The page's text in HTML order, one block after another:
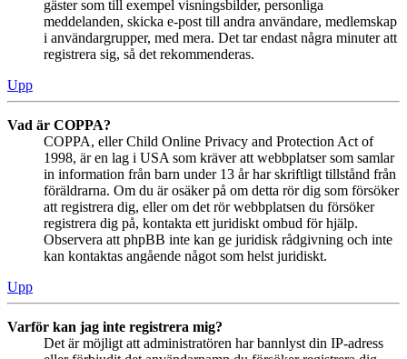
gäster som till exempel visningsbilder, personliga
meddelanden, skicka e-post till andra användare, medlemskap
i användargrupper, med mera. Det tar endast några minuter att
registrera sig, så det rekommenderas.
Upp
Vad är COPPA?
COPPA, eller Child Online Privacy and Protection Act of
1998, är en lag i USA som kräver att webbplatser som samlar
in information från barn under 13 år har skriftligt tillstånd från
föräldrarna. Om du är osäker på om detta rör dig som försöker
att registrera dig, eller om det rör webbplatsen du försöker
registrera dig på, kontakta ett juridiskt ombud för hjälp.
Observera att phpBB inte kan ge juridisk rådgivning och inte
kan kontaktas angående något som helst juridiskt.
Upp
Varför kan jag inte registrera mig?
Det är möjligt att administratören har bannlyst din IP-adress